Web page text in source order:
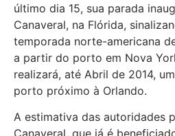
último dia 15, sua parada
Canaveral, na Flórida,
temporada norte-americana
a partir do porto em Nova
realizará, até Abril de 2014,
porto próximo à Orlando.
A estimativa das autoridades
Canaveral, que já é